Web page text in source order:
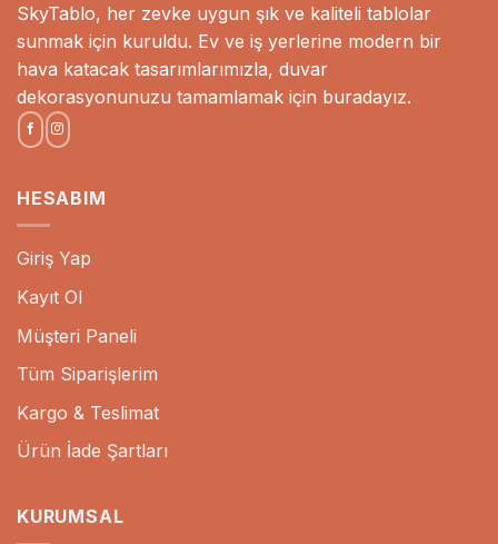
SkyTablo, her zevke uygun şık ve kaliteli tablolar
sunmak için kuruldu. Ev ve iş yerlerine modern bir
hava katacak tasarımlarımızla, duvar
dekorasyonunuzu tamamlamak için buradayız.
HESABIM
Giriş Yap
Kayıt Ol
Müşteri Paneli
Tüm Siparişlerim
Kargo & Teslimat
Ürün İade Şartları
KURUMSAL